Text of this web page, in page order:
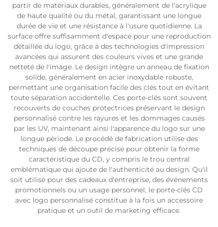
partir de matériaux durables, généralement de l'acrylique
de haute qualité ou du métal, garantissant une longue
durée de vie et une résistance à l'usure quotidienne. La
surface offre suffisamment d'espace pour une reproduction
détaillée du logo, grâce à des technologies d'impression
avancées qui assurent des couleurs vives et une grande
netteté de l'image. Le design intègre un anneau de fixation
solide, généralement en acier inoxydable robuste,
permettant une organisation facile des clés tout en évitant
toute séparation accidentelle. Ces porte-clés sont souvent
recouverts de couches protectrices préservant le design
personnalisé contre les rayures et les dommages causés
par les UV, maintenant ainsi l'apparence du logo sur une
longue période. Le procédé de fabrication utilise des
techniques de découpe précise pour obtenir la forme
caractéristique du CD, y compris le trou central
emblématique qui ajoute de l'authenticité au design. Qu'il
soit utilisé pour des cadeaux d'entreprise, des événements
promotionnels ou un usage personnel, le porte-clés CD
avec logo personnalisé constitue à la fois un accessoire
pratique et un outil de marketing efficace.